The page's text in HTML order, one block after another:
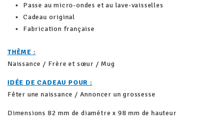
Passe au micro-ondes et au lave-vaisselles
Cadeau original
Fabrication française
THÈME :
Naissance / Frère et sœur / Mug
IDÉE DE CADEAU POUR :
Fêter une naissance / Annoncer un grossesse
Dimensions 82 mm de diamètre x 98 mm de hauteur